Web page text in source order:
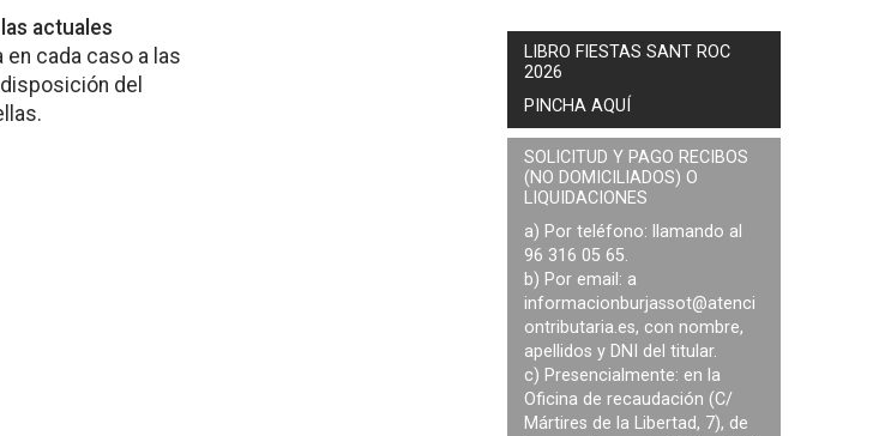
actuales
cada caso a las
del
LIBRO FIESTAS SANT ROC
2026
PINCHA AQUÍ
SOLICITUD Y PAGO RECIBOS
(NO DOMICILIADOS) O
LIQUIDACIONES
a) Por teléfono: llamando al
96 316 05 65.
b) Por email: a
informacionburjassot@atenci
ontributaria.es, con nombre,
apellidos y DNI del titular.
c) Presencialmente: en la
Oficina de recaudación (C/
Mártires de la Libertad, 7), de